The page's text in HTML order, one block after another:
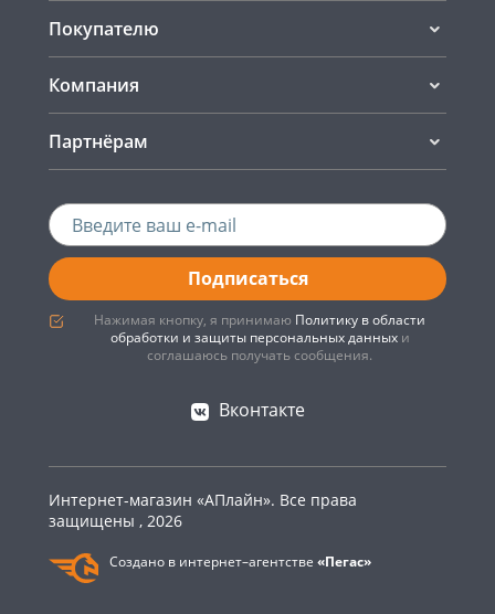
Покупателю
Компания
Партнёрам
Подписаться
Нажимая кнопку, я принимаю Политику в области
обработки и защиты персональных данныхи
соглашаюсь получать сообщения.
Вконтакте
Интернет-магазин «АПлайн». Все права
защищены , 2026
Создано в интернет–агентстве «Пегас»